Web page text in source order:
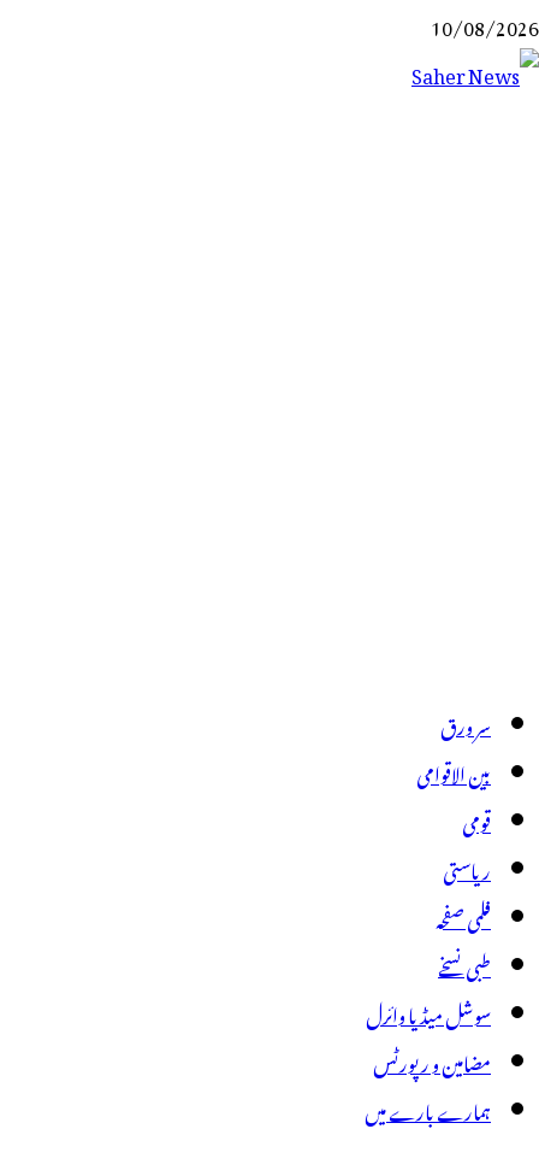
Skip
to
10/08/2026
سر ورق
بین الاقوامی
قومی
ریاستی
فلمی صفحہ
طبی نسخے
سوشل میڈیا وائرل
مضامین و رپورٹس
ہمارے بارے میں